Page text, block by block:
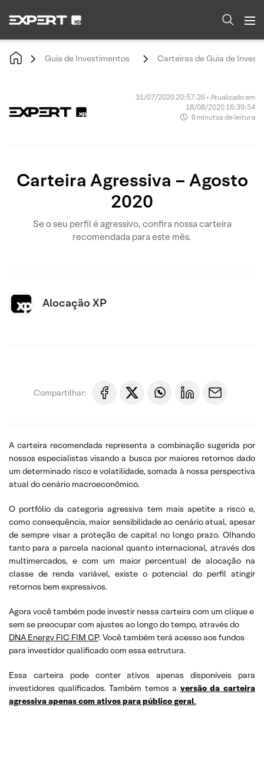
Guia de Investimentos Carteiras de Guia de
31/07/2020 20:57:26 • Atualizado em
18/08/2020 16:39:54
6 minutos de leitura
Carteira Agressiva – Agosto
2020
Se o seu perfil é agressivo, confira nossa carteira
recomendada para este mês.
Alocação XP
Compartilhar:
A carteira recomendada representa a combinação sugerida por
nossos especialistas visando a busca por maiores retornos dado
um determinado risco e volatilidade, somada à nossa perspectiva
atual do cenário macroeconômico.
O portfólio da categoria agressiva tem mais apetite a risco e,
como consequência, maior sensibilidade ao cenário atual, apesar
de sempre visar a proteção de capital no longo prazo. Olhando
tanto para a parcela nacional quanto internacional, através dos
multimercados, e com um maior percentual de alocação na
classe de renda variável, existe o potencial do perfil atingir
retornos bem expressivos.
Agora você também pode investir nessa carteira com um clique e
sem se preocupar com ajustes ao longo do tempo, através do
DNA Energy FIC FIM CP. Você também terá acesso aos fundos
para investidor qualificado com essa estrutura.
Essa carteira pode conter ativos apenas disponíveis para
investidores qualificados. Também temos a versão da carteira
agressiva apenas com ativos para público geral.